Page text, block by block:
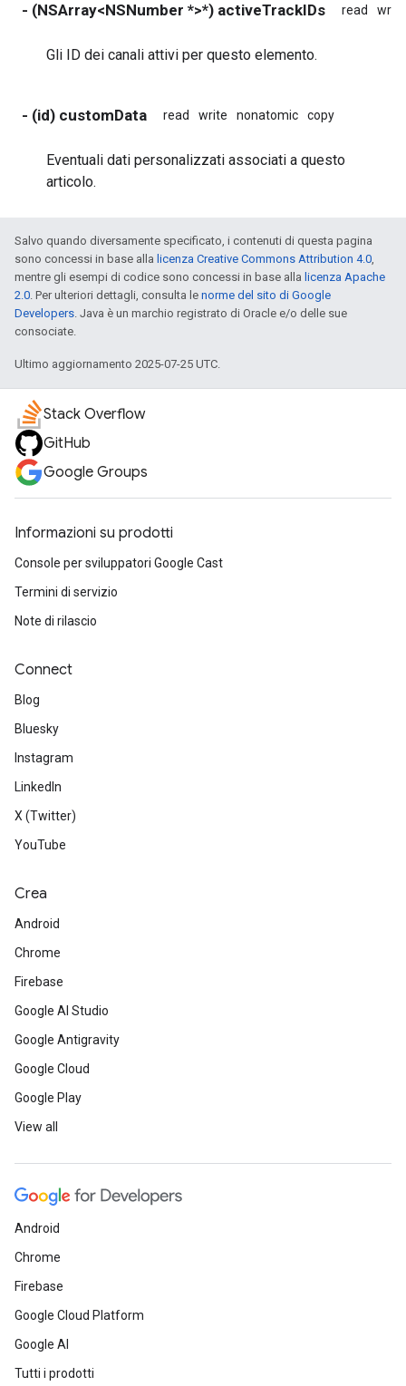
- (NSArray<NSNumber *>*) activeTrackIDs read write
Gli ID dei canali attivi per questo elemento.
- (id) customData read write nonatomic copy
Eventuali dati personalizzati associati a questo
articolo.
Salvo quando diversamente specificato, i contenuti di questa pagina
sono concessi in base alla licenza Creative Commons Attribution 4.0,
mentre gli esempi di codice sono concessi in base alla licenza Apache
2.0. Per ulteriori dettagli, consulta le norme del sito di Google
Developers. Java è un marchio registrato di Oracle e/o delle sue
consociate.
Ultimo aggiornamento 2025-07-25 UTC.
Stack Overflow
GitHub
Google Groups
Informazioni su prodotti
Console per sviluppatori Google Cast
Termini di servizio
Note di rilascio
Connect
Blog
Bluesky
Instagram
LinkedIn
X (Twitter)
YouTube
Crea
Android
Chrome
Firebase
Google AI Studio
Google Antigravity
Google Cloud
Google Play
View all
Android
Chrome
Firebase
Google Cloud Platform
Google AI
Tutti i prodotti